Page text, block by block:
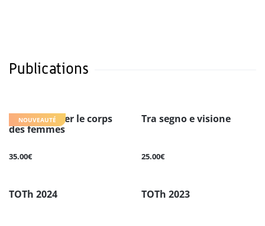
Publications
NOUVEAUTÉ
Voir et penser le corps
des femmes
35.00€
Tra segno e visione
25.00€
TOTh 2024 TOTh 2023